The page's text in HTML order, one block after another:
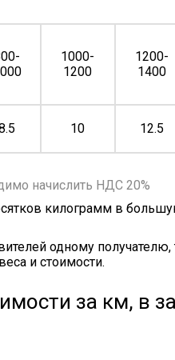
1000-
1200
1200-
1400
10 12.5
начислить НДС 20%
килограмм в
одному
и стоимости.
за км, в